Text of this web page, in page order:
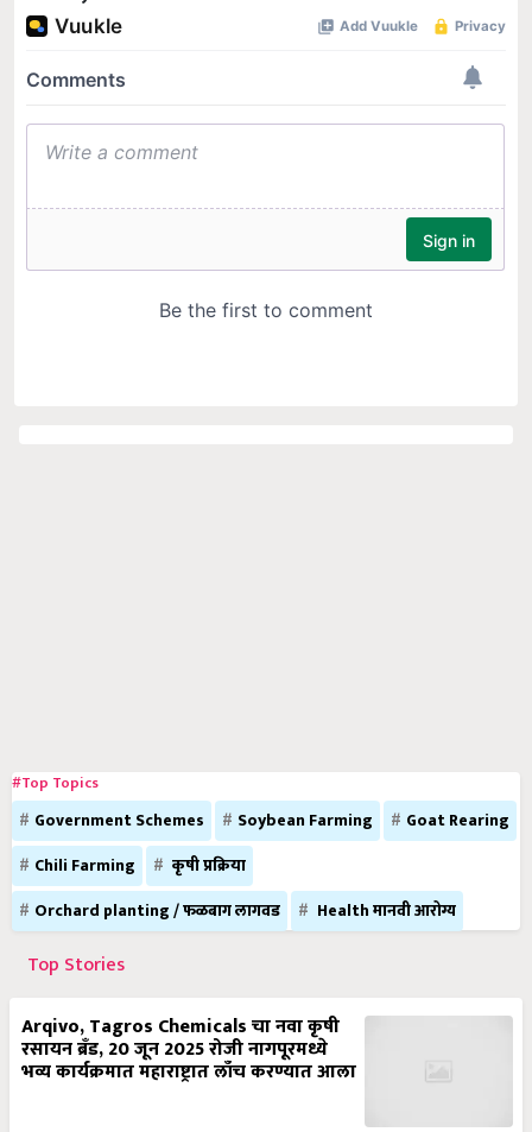
#Top Topics
Government Schemes Soybean Farming
Goat Rearing
Chili Farming
कृषी प्रक्रिया
Orchard planting / फळबाग लागवड
Health मानवी आरोग्य
Top Stories
Arqivo, Tagros Chemicals चा नवा कृषी
रसायन ब्रँड, 20 जून 2025 रोजी नागपूरमध्ये
भव्य कार्यक्रमात महाराष्ट्रात लाँच करण्यात आला